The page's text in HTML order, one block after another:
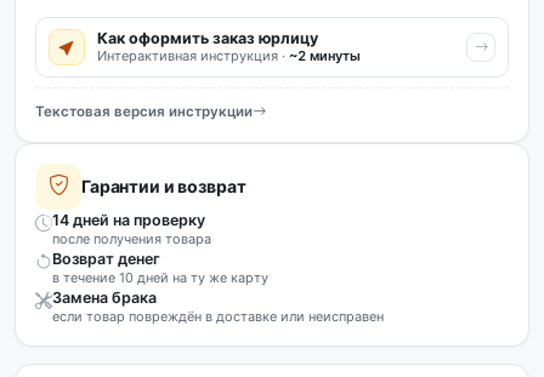
Как оформить заказ юрлицу
Интерактивная инструкция · ~2 минуты
Текстовая версия инструкции
Гарантии и возврат
14 дней на проверку
после получения товара
Возврат денег
в течение 10 дней на ту же карту
Замена брака
если товар повреждён в доставке или неисправен